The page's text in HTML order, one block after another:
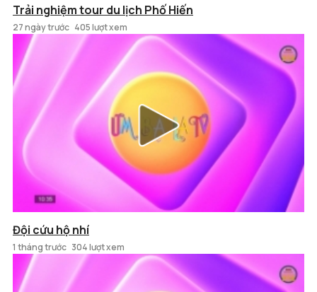
Trải nghiệm tour du lịch Phố Hiến
27 ngày trước 405 lượt xem
Đội cứu hộ nhí
1 tháng trước 304 lượt xem